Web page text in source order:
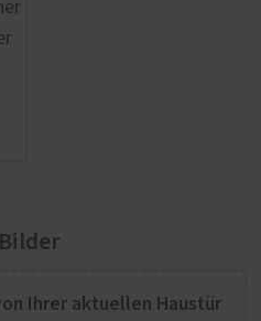
Ihrer aktuellen Haustür